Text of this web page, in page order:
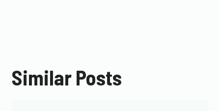
Similar Posts